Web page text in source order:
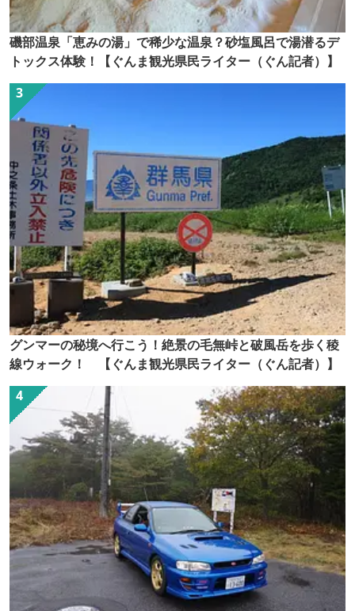
磯部温泉「恵みの湯」で稀少な温泉？砂塩風呂で湯潜るデ
トックス体験！【ぐんま観光県民ライター（ぐん記者）】
グンマーの秘境へ行こう！絶景の毛無峠と破風岳を歩く稜
線ウォーク！ 【ぐんま観光県民ライター（ぐん記者）】